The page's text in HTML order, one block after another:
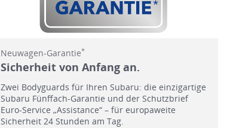
Neuwagen-Garantie*
Sicherheit von Anfang an.
Zwei Bodyguards für Ihren Subaru: die einzigartige
Subaru Fünffach-Garantie und der Schutzbrief
Euro-Service „Assistance“ – für europaweite
Sicherheit 24 Stunden am Tag.